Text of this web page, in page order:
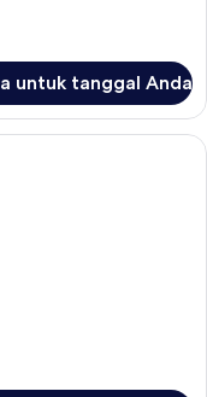
untuk tanggal Anda
| Seprai premium,